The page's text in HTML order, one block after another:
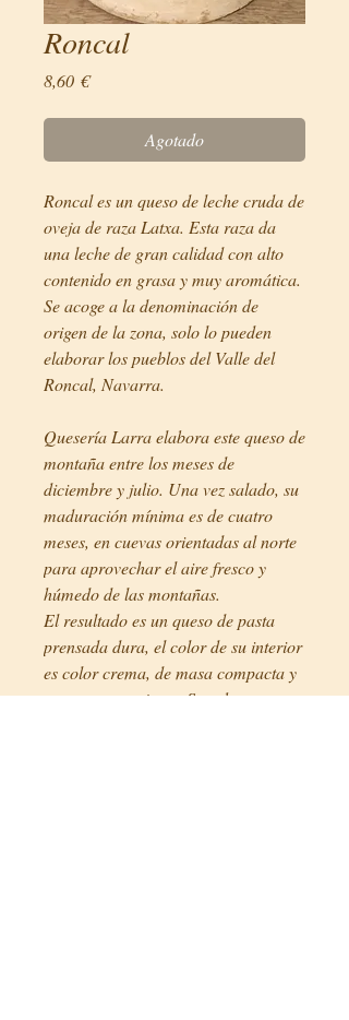
Roncal
8,60 €Precio
Agotado
Roncal es un queso de leche cruda de
oveja de raza Latxa. Esta raza da
una leche de gran calidad con alto
contenido en grasa y muy aromática.
Se acoge a la denominación de
origen de la zona, solo lo pueden
elaborar los pueblos del Valle del
Roncal, Navarra.
Quesería Larra elabora este queso de
montaña entre los meses de
diciembre y julio. Una vez salado, su
maduración mínima es de cuatro
meses, en cuevas orientadas al norte
para aprovechar el aire fresco y
húmedo de las montañas.
El resultado es un queso de pasta
prensada dura, el color de su interior
es color crema, de masa compacta y
con pocos agujeros. Su sabor es